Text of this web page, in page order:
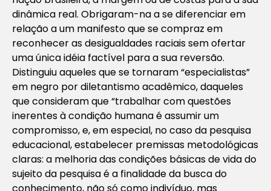
dinâmica real. Obrigaram-na a se diferenciar em
relação a um manifesto que se compraz em
reconhecer as desigualdades raciais sem ofertar
uma única idéia factível para a sua reversão.
Distinguiu aqueles que se tornaram “especialistas”
em negro por diletantismo acadêmico, daqueles
que consideram que “trabalhar com questões
inerentes à condição humana é assumir um
compromisso, e, em especial, no caso da pesquisa
educacional, estabelecer premissas metodológicas
claras: a melhoria das condições básicas de vida do
sujeito da pesquisa é a finalidade da busca do
conhecimento, não só como indivíduo, mas